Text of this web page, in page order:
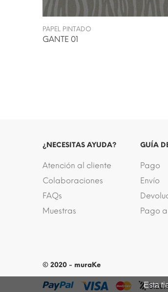
PAPEL PINTADO
GANTE 01
¿NECESITAS AYUDA?
Atención al cliente
Colaboraciones
FAQs
Muestras
GUÍA
Pago
Envío
Pago
© 2020 - muraKe
Esta